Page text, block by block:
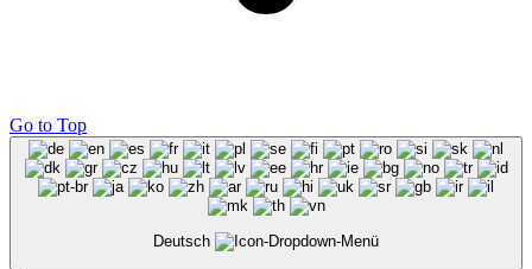
Go to Top
Deutsch